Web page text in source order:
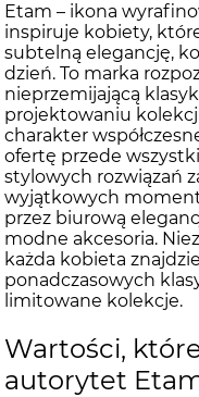
Etam – ikona
inspiruje kobiety,
subtelną elegancję,
dzień. To marka
nieprzemijającą
projektowaniu
charakter
ofertę przede
stylowych rozwiązań
wyjątkowych
przez biurową
modne akcesoria.
każda kobieta
ponadczasowych
limitowane kolekcje.
Wartości,
autorytet